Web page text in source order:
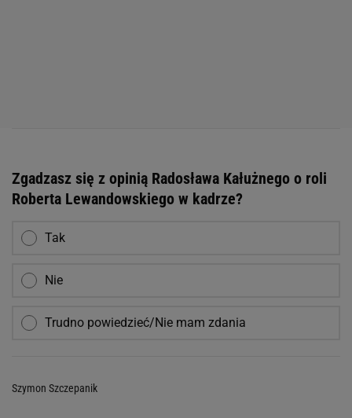
Zgadzasz się z opinią Radosława Kałużnego o roli
Roberta Lewandowskiego w kadrze?
Tak
Nie
Trudno powiedzieć/Nie mam zdania
Szymon Szczepanik